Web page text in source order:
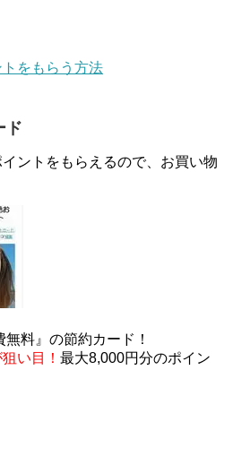
改悪でいろいろ手数料徴収へ！8/3
価交換できる「えらべるギフト」がフ
とミニストップで登場！WAON1%還
生！？
シャルグループの株主限定！2万円
設キャンペーン。7/31まで
悪！還元率1.25%に、チャージ系対
ら
をもらう方法
ド
ントをもらえるので、お買い物
無料』の節約カード！
い目！ 最大8,000円分のポイン